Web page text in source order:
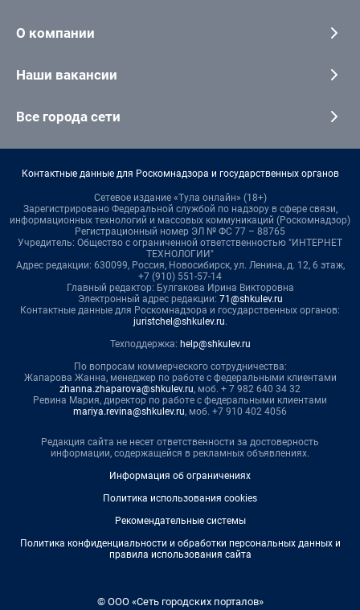
О компании
Наши вакансии
Все города сети
Контактные данные для Роскомнадзора и государственных органов
Сетевое издание «Тула онлайн» (18+)
Зарегистрировано Федеральной службой по надзору в сфере связи,
информационных технологий и массовых коммуникаций (Роскомнадзор)
Регистрационный номер ЭЛ № ФС 77 – 88765
Учредитель: Общество с ограниченной ответственностью "ИНТЕРНЕТ
ТЕХНОЛОГИИ"
Адрес редакции: 630099, Россия, Новосибирск, ул. Ленина, д. 12, 6 этаж,
+7 (910) 551-57-14
Главный редактор: Булгакова Ирина Викторовна
Электронный адрес редакции: 71@shkulev.ru
Контактные данные для Роскомнадзора и государственных органов:
juristchel@shkulev.ru.
Техподдержка: help@shkulev.ru
По вопросам коммерческого сотрудничества:
Жапарова Жанна, менеджер по работе с федеральными клиентами
zhanna.zhaparova@shkulev.ru, моб. + 7 982 640 34 32
Ревина Мария, директор по работе с федеральными клиентами
mariya.revina@shkulev.ru, моб. +7 910 402 4056
Редакция сайта не несет ответственности за достоверность
информации, содержащейся в рекламных объявлениях.
Информация об ограничениях
Политика использования cookies
Рекомендательные системы
Политика конфиденциальности и обработки персональных данных и
правила использования сайта
© ООО «Сеть городских порталов»